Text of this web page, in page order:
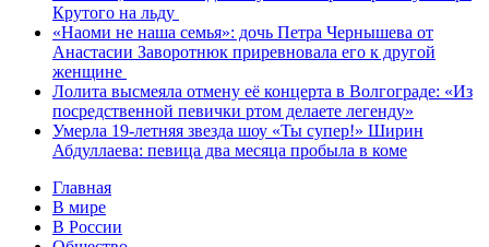
Крутого на льду
«Наоми не наша семья»: дочь Петра Чернышева от
Анастасии Заворотнюк приревновала его к другой
женщине
Лолита высмеяла отмену её концерта в Волгограде: «Из
посредственной певички ртом делаете легенду»
Умерла 19-летняя звезда шоу «Ты супер!» Ширин
Абдуллаева: певица два месяца пробыла в коме
Главная
В мире
В России